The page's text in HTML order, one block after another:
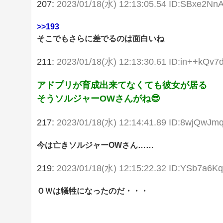
207: 2023/01/18(水) 12:13:05.54
>>193
そこでもさらに差でるのは面白いね
211: 2023/01/18(水) 12:13:30.61 ID:in++kQv7d
アドプリが育成出来てなくても彼女が居る
そうソルジャーOWさんがね😎
217: 2023/01/18(水) 12:14:41.89
今は亡きソルジャーOWさん……
219: 2023/01/18(水) 12:15:22.32
ＯＷは犠牲になったのだ・・・